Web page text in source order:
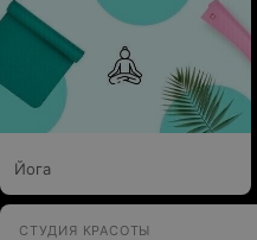
Йога
СТУДИЯ КРАСОТЫ